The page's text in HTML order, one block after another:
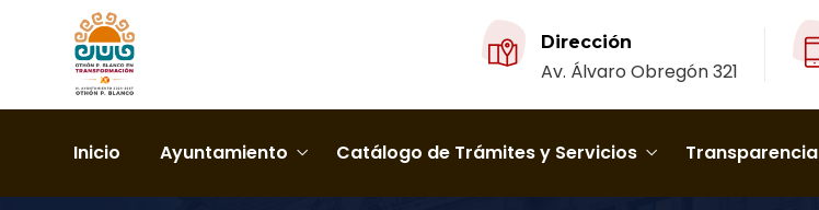
Dirección
Av. Álvaro Obregón 321
Inicio Ayuntamiento Catálogo de Trámites y Servicios Transparencia